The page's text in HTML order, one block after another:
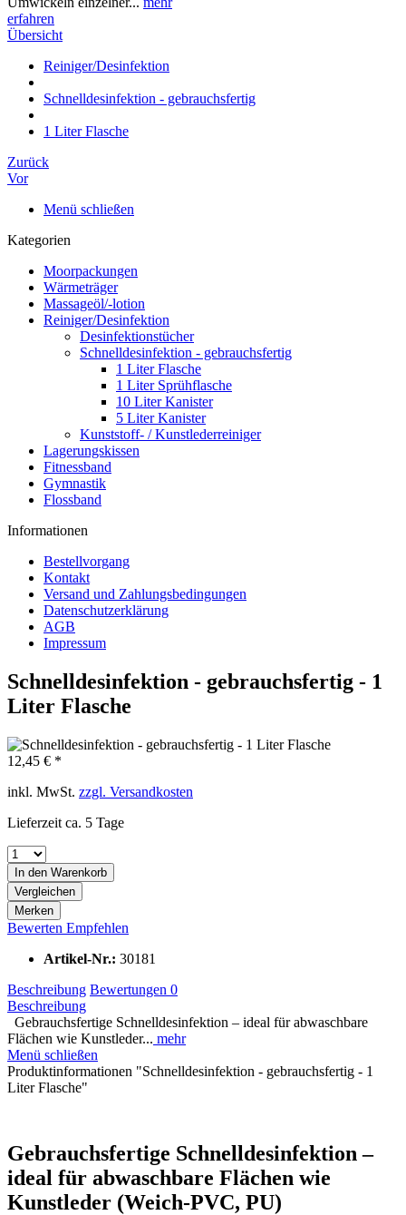
erfahren
Übersicht
Reiniger/Desinfektion
Schnelldesinfektion - gebrauchsfertig
1 Liter Flasche
Zurück
Vor
Menü schließen
Kategorien
Moorpackungen
Wärmeträger
Massageöl/-lotion
Reiniger/Desinfektion
Desinfektionstücher
Schnelldesinfektion - gebrauchsfertig
1 Liter Flasche
1 Liter Sprühflasche
10 Liter Kanister
5 Liter Kanister
Kunststoff- / Kunstlederreiniger
Lagerungskissen
Fitnessband
Gymnastik
Flossband
Informationen
Bestellvorgang
Kontakt
Versand und Zahlungsbedingungen
Datenschutzerklärung
AGB
Impressum
Schnelldesinfektion - gebrauchsfertig - 1
Liter Flasche
12,45 € *
inkl. MwSt. zzgl. Versandkosten
Lieferzeit ca. 5 Tage
In den Warenkorb
Vergleichen
Merken
Bewerten Empfehlen
Artikel-Nr.: 30181
Beschreibung Bewertungen 0
Beschreibung
Gebrauchsfertige Schnelldesinfektion – ideal für abwaschbare
Flächen wie Kunstleder... mehr
Menü schließen
Produktinformationen "Schnelldesinfektion - gebrauchsfertig - 1
Liter Flasche"
Gebrauchsfertige Schnelldesinfektion –
ideal für abwaschbare Flächen wie
Kunstleder (Weich-PVC, PU)